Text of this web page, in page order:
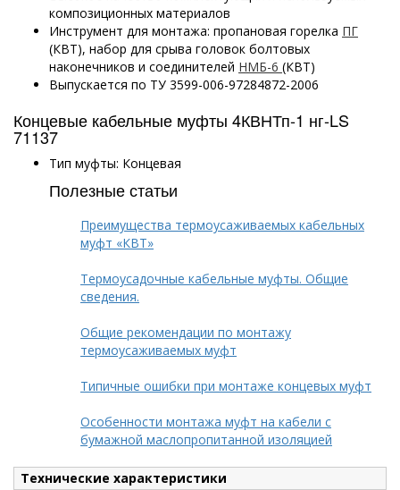
композиционных материалов
Инструмент для монтажа: пропановая горелка ПГ
(КВТ), набор для срыва головок болтовых
наконечников и соединителей НМБ-6 (КВТ)
Выпускается по ТУ 3599-006-97284872-2006
Концевые кабельные муфты 4КВНТп-1 нг-LS
71137
Тип муфты: Концевая
Полезные статьи
Преимущества термоусаживаемых кабельных
муфт «КВТ»
Термоусадочные кабельные муфты. Общие
сведения.
Общие рекомендации по монтажу
термоусаживаемых муфт
Типичные ошибки при монтаже концевых муфт
Особенности монтажа муфт на кабели с
бумажной маслопропитанной изоляцией
Технические характеристики